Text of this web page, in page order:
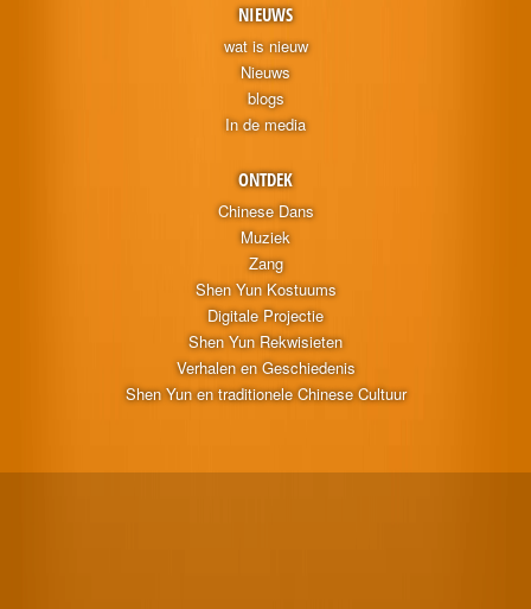
NIEUWS
wat is nieuw
Nieuws
blogs
In de media
ONTDEK
Chinese Dans
Muziek
Zang
Shen Yun Kostuums
Digitale Projectie
Shen Yun Rekwisieten
Verhalen en Geschiedenis
Shen Yun en traditionele Chinese Cultuur